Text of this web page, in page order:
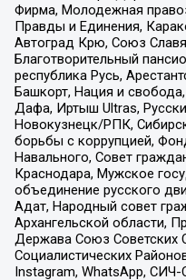
Фирма, Молодежная
Правды и Единения,
Автоград Крю, Союз
Благотворительный
республика Русь,
Башкорт, Нация и
Дафа, Иртыш Ultras,
Новокузнецк/РПК,
борьбы с коррупцией,
Навального, Совет
Краснодара, Мужское
объединение русского
Адат, Народный совет
Архангельской области,
Держава Союз Советских
Социалистических
Instagram, WhatsApp,